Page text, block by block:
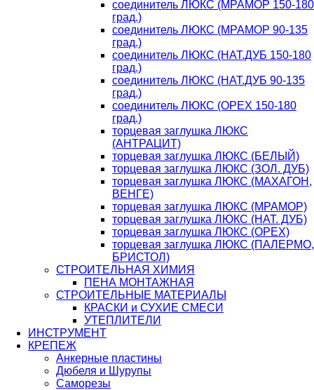
соединитель ЛЮКС (МРАМОР 150-180
град.)
соединитель ЛЮКС (МРАМОР 90-135
град.)
соединитель ЛЮКС (НАТ.ДУБ 150-180
град.)
соединитель ЛЮКС (НАТ.ДУБ 90-135
град.)
соединитель ЛЮКС (ОРЕХ 150-180
град.)
торцевая заглушка ЛЮКС
(АНТРАЦИТ)
торцевая заглушка ЛЮКС (БЕЛЫЙ)
торцевая заглушка ЛЮКС (ЗОЛ. ДУБ)
торцевая заглушка ЛЮКС (МАХАГОН,
ВЕНГЕ)
торцевая заглушка ЛЮКС (МРАМОР)
торцевая заглушка ЛЮКС (НАТ. ДУБ)
торцевая заглушка ЛЮКС (ОРЕХ)
торцевая заглушка ЛЮКС (ПАЛЕРМО,
БРИСТОЛ)
СТРОИТЕЛЬНАЯ ХИМИЯ
ПЕНА МОНТАЖНАЯ
СТРОИТЕЛЬНЫЕ МАТЕРИАЛЫ
КРАСКИ и СУХИЕ СМЕСИ
УТЕПЛИТЕЛИ
ИНСТРУМЕНТ
КРЕПЕЖ
Анкерные пластины
Дюбеля и Шурупы
Саморезы